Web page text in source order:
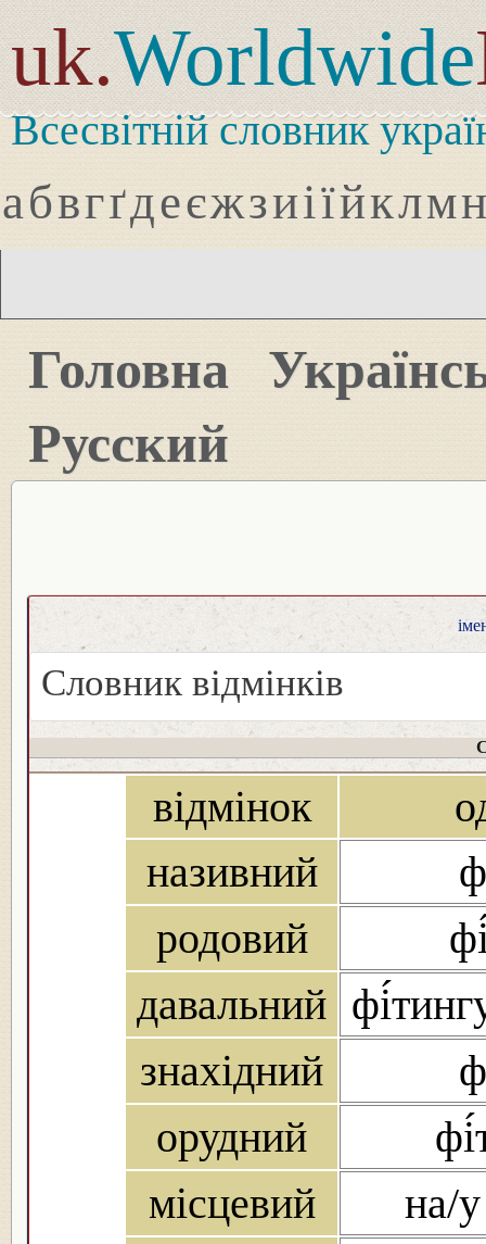
uk.Worldwide
Всесвітній словник
абвгґдеєжзиіїйклмн
Головна
Русский
Словник відмінків
відмінок
називний
родовий
давальний
знахідний
орудний
місцевий
на/